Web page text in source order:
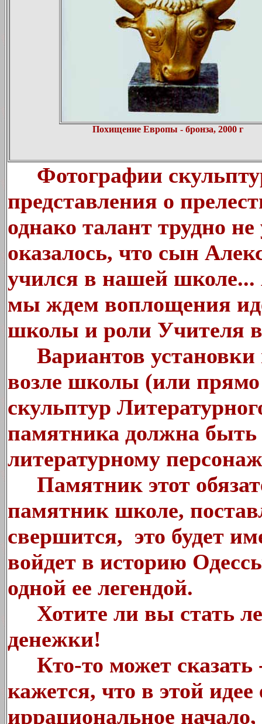
Похищение Европы - бронза, 2000 г
Фотографии
представления о
однако талант трудно
оказалось, что сын
учился в нашей школе...
мы ждем воплощения
школы и роли Учителя
Вариантов установки
возле школы (или прямо
скульптур
памятника должна быть
литературному
Памятник этот
памятник школе,
свершится, это будет
войдет в историю
одной ее легендой.
Хотите ли вы стать
денежки!
Кто-то может сказать
кажется, что в этой
иррациональное